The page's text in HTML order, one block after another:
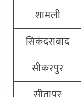
शामली
सिकंदराबाद
सीकरपुर